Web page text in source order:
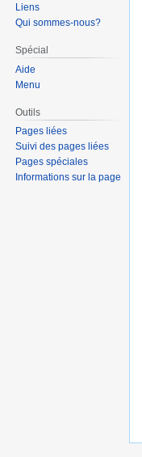
Liens
Qui sommes-nous?
Spécial
Aide
Menu
Outils
Pages liées
Suivi des pages liées
Pages spéciales
Informations sur la page